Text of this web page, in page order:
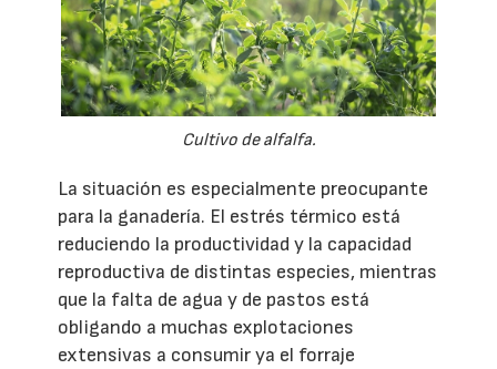
Cultivo de alfalfa.
La situación es especialmente preocupante
para la ganadería. El estrés térmico está
reduciendo la productividad y la capacidad
reproductiva de distintas especies, mientras
que la falta de agua y de pastos está
obligando a muchas explotaciones
extensivas a consumir ya el forraje